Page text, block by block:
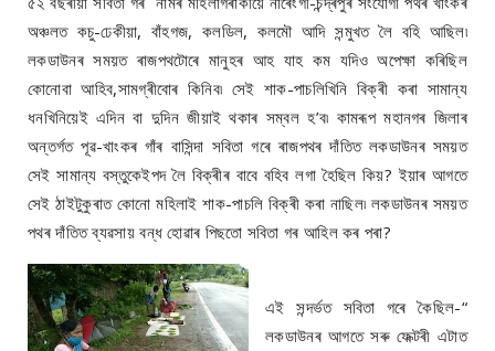
অঞ্চলত কচু-ঢেকীয়া, বাঁহগজ, কলডিল, কলমৌ আদি সন্মুখত লৈ বহি আছিল৷
লকডাউনৰ সময়ত ৰাজপথটোৰে মানুহৰ আহ যাহ কম যদিও অপেক্ষা কৰিছিল
কোনোবা আহিব,সামগ্ৰীবোৰ কিনিব৷ সেই শাক-পাচলিখিনি বিক্ৰী কৰা সামান্য
ধনখিনিয়েই এদিন বা দুদিন জীয়াই থকাৰ সম্বল হ’ব৷ কামৰূপ মহানগৰ জিলাৰ
অন্তৰ্গত পূৱ-খাংকৰ গাঁৰ বাসিন্দা সবিতা গৰে ৰাজপথৰ দাঁতিত লকডাউনৰ সময়ত
সেই সামান্য বস্তুকেইপদ লৈ বিক্ৰীৰ বাবে বহিব লগা হৈছিল কিয়? ইয়াৰ আগতে
সেই ঠাইটুকুৰাত কোনো মহিলাই শাক-পাচলি বিক্ৰী কৰা নাছিল৷ লকডাউনৰ সময়ত
পথৰ দাঁতিত ব্যৱসায় বন্ধ হোৱাৰ পিছতো সবিতা গৰ আহিল কৰ পৰা?
এই সন্দৰ্ভত সবিতা গৰে কৈছিল-“
লকডাউনৰ আগতে সৰু ফেক্টৰী এটাত